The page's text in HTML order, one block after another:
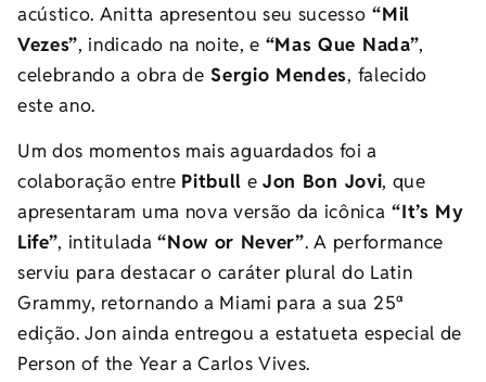
acústico. Anitta apresentou seu sucesso “Mil
Vezes”, indicado na noite, e “Mas Que Nada”,
celebrando a obra de Sergio Mendes, falecido
este ano.
Um dos momentos mais aguardados foi a
colaboração entre Pitbull eJon Bon Jovi, que
apresentaram uma nova versão da icônica “It’s My
Life”, intitulada“Now or Never”. A performance
serviu para destacar o caráter plural do Latin
Grammy, retornando a Miami para a sua 25ª
edição. Jon ainda entregou a estatueta especial de
Person of the Year a Carlos Vives.